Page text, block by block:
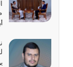
إضافة إلى
أغسطس 2, 2026
السبب الرئيسي
والتعدي لحدود
أغسطس 1, 2026